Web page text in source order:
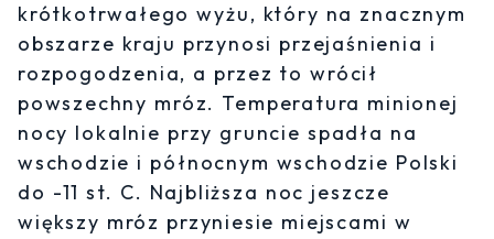
krótkotrwałego wyżu, który na znacznym
obszarze kraju przynosi przejaśnienia i
rozpogodzenia, a przez to wrócił
powszechny mróz. Temperatura minionej
nocy lokalnie przy gruncie spadła na
wschodzie i północnym wschodzie Polski
do -11 st. C. Najbliższa noc jeszcze
większy mróz przyniesie miejscami w